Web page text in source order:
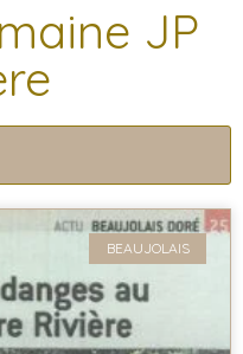
JP
BEAUJOLAIS